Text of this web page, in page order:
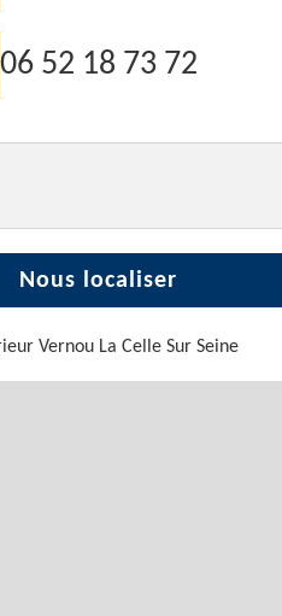
06 52 18 73 72
Nous localiser
Vernou La Celle Sur Seine